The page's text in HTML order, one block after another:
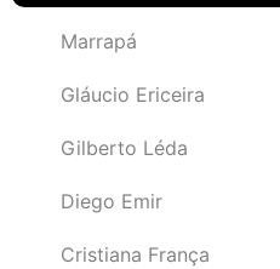
Marrapá
Gláucio Ericeira
Gilberto Léda
Diego Emir
Cristiana França